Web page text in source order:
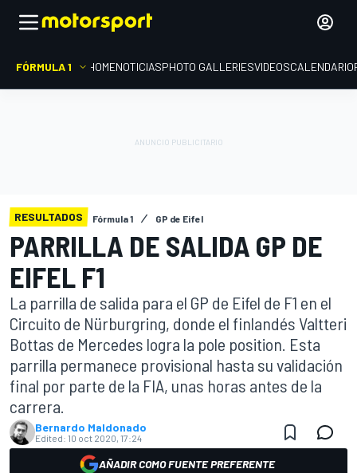
FÓRMULA 1 HOMENOTICIASPHOTO GALLERIESVIDEOSCALENDARIO
RESULTADOS Fórmula 1 GP de Eifel
PARRILLA DE SALIDA GP DE
EIFEL F1
La parrilla de salida para el GP de Eifel de F1 en el
Circuito de Nürburgring, donde el finlandés Valtteri
Bottas de Mercedes logra la pole position. Esta
parrilla permanece provisional hasta su validación
final por parte de la FIA, unas horas antes de la
carrera.
Bernardo Maldonado
Edited: 10 oct 2020, 17:24
AÑADIR COMO FUENTE PREFERENTE